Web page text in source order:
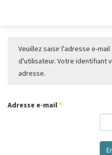
Veuillez saisir l'adresse e-
d'utilisateur. Votre identifiant
adresse.
Adresse e-mail*